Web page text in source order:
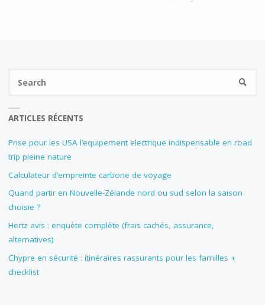
ARTICLES RÉCENTS
Prise pour les USA l’equipement electrique indispensable en road
trip pleine nature
Calculateur d’empreinte carbone de voyage
Quand partir en Nouvelle-Zélande nord ou sud selon la saison
choisie ?
Hertz avis : enquète complète (frais cachés, assurance,
alternatives)
Chypre en sécurité : itinéraires rassurants pour les familles +
checklist